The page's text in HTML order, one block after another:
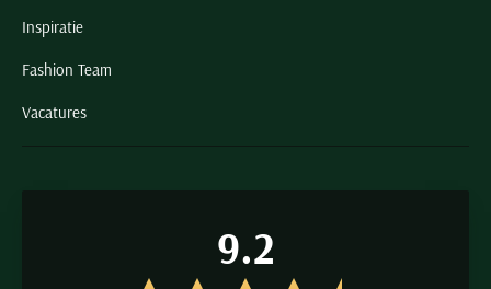
Inspiratie
Fashion Team
Vacatures
9.2